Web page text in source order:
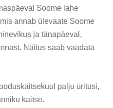
Soome lahe
annab ülevaate Soome
ja tänapäeval,
Näitus saab vaadata
palju üritusi,
kaitse.